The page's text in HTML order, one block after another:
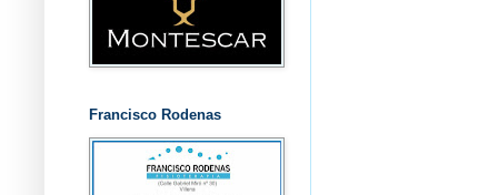
Francisco Rodenas